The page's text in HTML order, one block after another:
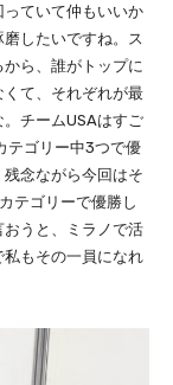
ていて仲もいいか
したいですね。ス
ら、誰がトップに
て、それぞれが最
チームUSAはすご
テゴリー中3つで優
念ながら今回はそ
テゴリーで優勝し
うと、ミラノで活
もその一員になれ